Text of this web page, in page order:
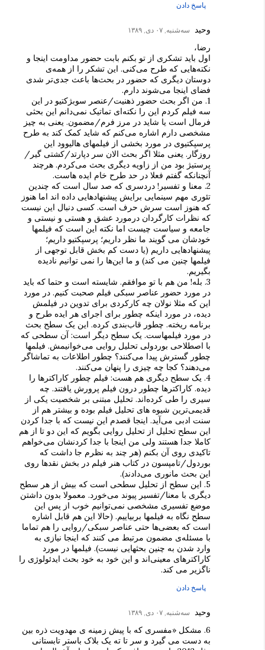
پاسخ دادن
وحید سه‌شنبه, ۰۷ دی, ۱۳۸۹
رضا،
اول باید تشکری از تو بکنم بابت حضور مداومت اینجا و
نکته‌هایی که طرح می‌کنی. این تشکر را از همه‌ی
دوستان دیگری که حضور در بحث‌ها باعث جدی‌تر شدی
فضای اینجا می‌شوند دارم.
1. من اگر بحث حضور ذهنیت/عنصر سوبژکتیو در این
سه فیلم کردم این را نکته‌ای تماتیک نمی‌دانم این بحثی
فرمال است یا شاید در مرز فرم/مضمون. یعنی به چیز
مشخصی دارم اشاره می‌کنم که شاید کمک کند به طرح
پرسپکتیوی در مورد بخشی از فیلمهای هالیوود این
روزگار. یعنی مثلا اگر بحث الان سر دپارتد/کشتی گیر/
پرستیژ بود من از زاویه دیگری بحث می‌کردم. هرچند
آنچنانکه گفتم فعلا در حد طرح خام ایده هاست.
2. معنا و تفسیر! دردسری که صد سال است که چندین
تئوری مهم سینمایی برایش پیشنهادهایی داده اند اما هنوز
که هنوز است سرش حرف است. کسی دنبال این نیست
که نظرات کارگردان درمورد عشق و هستی و نیستی و
جامعه و سیاست چیست اما نکته این است که فیلمها
خودشان می گویند ما نظر داریم؛ پرسپکتیو داریم؛
پیشنهادهایی داریم (یا دست کم بخش قابل توجهی از
فیلمها چنین می کند) و ما این‌ها را نمی توانیم نادیده
بگیریم.
3. بله! من هم با تو موافقم. شایسته است و حتما که باید
در مورد حضور عناصر سبکی فیلم صحبت کنیم. در مورد
این که مثلا نولان چه کارکردی برای تدوین در فیلمش
دیده، در مورد اینکه چطور برای اجرای هر ایده طرح و
برنامه ریخته. چطور قاب‌بندی کرده. این یک سطح بحث
در مورد فیلمهاست. یک سطح دیگر است: آن سطحی که
با اصطلاحی بوردولی تحلیل روایی‌ می‌خوانیمش. فیلمها
چطور گسترش پیدا می‌کنند؟ چطور اطلاعات به تماشاگر
می‌دهند؟ کجا چه چیزی را پنهان می‌کنند.
4. یک سطح دیگری‌ هم هست: فیلم چطور کاراکترها را
دیده. کاراکترها چطور درون فیلم پرورش یافتند. چه
سیری را طی کرده‌اند. تحلیل مبتنی بر شخصیت یکی از
قدیمی‌ترین شیوه های تحلیل فیلم بوده و بیشتر هم از
سنت ادبی می‌آید. اینجا قصدم این نیست که با جدا کردن
این سطح تحلیل از تحلیل روایی بگویم که این دو تا از هم
کاملا جدا هستند ولی من اینجا با جدا کردنشان می‌خواهم
تاکیدی روی آن بکنم (هر چند به نظرم جا داشت که
بوردول/تامپسون در کتاب هنر فیلم در بخش نقدها روی
این بحث مانوری می‌دادند).
5. این سطح از تحلیل سطحی است که بیش از هر سطح
دیگری با معنا/تفسیر پیوند می‌خورد. معمولا بدون داشتن
موضع تفسیری مشخصی نمی‌توانیم خوب از پس این
سطح نگاه به فیلمها بربیاییم. (حالا این هم قابل اشاره
است که بعضی‌ها حتی عناصر سبکی/روایی را هم تماما
با مسئله‌ی مضمون مرتبط می کنند که اینجا نیازی به
وارد شدن به چنین بحثهایی نیست). فیلمها در مورد
کاراکترهای معینی‌اند و این خود به خود بحث ایدئولوژی را
ناگزیر می کند.
پاسخ دادن
وحید سه‌شنبه, ۰۷ دی, ۱۳۸۹
6. مشکل «مفسری که با پیش زمینه ی مهدویت ذره بین
به دست می گیرد و سر تا ته یک بلاک باستر تابستانی